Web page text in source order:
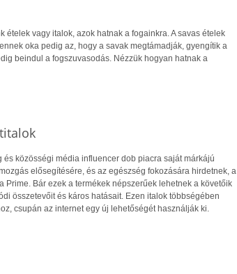
ételek vagy italok, azok hatnak a fogainkra. A savas ételek
oka pedig az, hogy a savak megtámadják, gyengítik a
beindul a fogszuvasodás. Nézzük hogyan hatnak a
közösségi média influencer dob piacra saját márkájú
elősegítésére, és az egészség fokozására hirdetnek, a
Prime. Bár ezek a termékek népszerűek lehetnek a követőik
összetevőit és káros hatásait. Ezen italok többségében
csupán az internet egy új lehetőségét használják ki.